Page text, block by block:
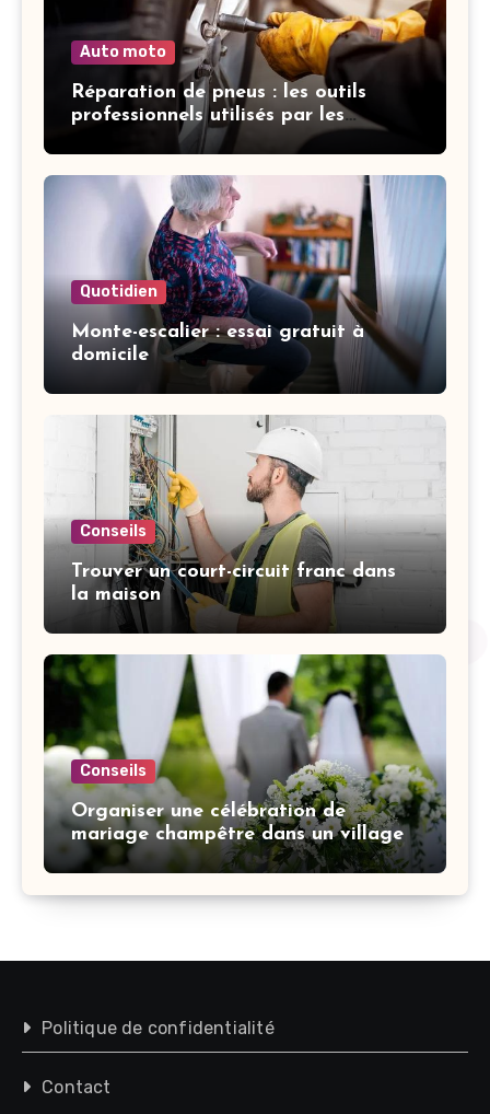
Auto moto
Réparation de pneus : les outils
professionnels utilisés par les
Quotidien
Monte-escalier : essai gratuit à
domicile
Conseils
Trouver un court-circuit franc dans
la maison
Conseils
Organiser une célébration de
mariage champêtre dans un village
Politique de confidentialité
Contact